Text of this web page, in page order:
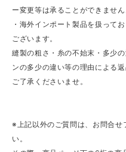
ー変更等は承ることができません
・海外インポート製品を扱って
ございます。
縫製の粗さ・糸の不始末・多少
ンの多少の違い等の理由による
ご了承くださいませ。
※上記以外のご質問は、お問合せ
い。